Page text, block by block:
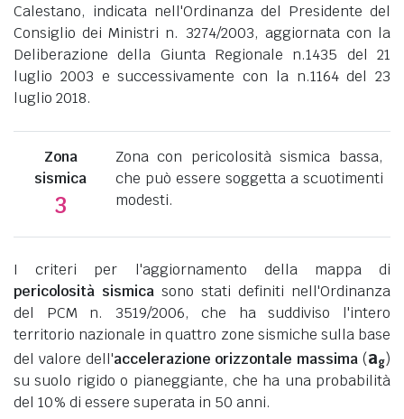
Calestano, indicata nell'Ordinanza del Presidente del
Consiglio dei Ministri n. 3274/2003, aggiornata con la
Deliberazione della Giunta Regionale n.1435 del 21
luglio 2003 e successivamente con la n.1164 del 23
luglio 2018.
Zona
sismica
3
Zona con pericolosità sismica bassa,
che può essere soggetta a scuotimenti
modesti.
I criteri per l'aggiornamento della mappa di
pericolosità sismica sono stati definiti nell'Ordinanza
del PCM n. 3519/2006, che ha suddiviso l'intero
territorio nazionale in quattro zone sismiche sulla base
del valore dell'accelerazione orizzontale massima (ag)
su suolo rigido o pianeggiante, che ha una probabilità
del 10% di essere superata in 50 anni.